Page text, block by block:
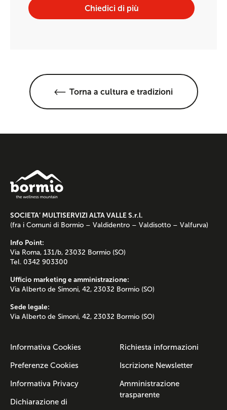
Chiedici di più
Torna a cultura e tradizioni
SOCIETA’ MULTISERVIZI ALTA VALLE S.r.l.
(fra i Comuni di Bormio – Valdidentro – Valdisotto – Valfurva)
Info Point:
Via Roma, 131/b, 23032 Bormio (SO)
Tel. 0342 903300
Ufficio marketing e amministrazione:
Via Alberto de Simoni, 42, 23032 Bormio (SO)
Sede legale:
Via Alberto de Simoni, 42, 23032 Bormio (SO)
Informativa Cookies
Preferenze Cookies
Informativa Privacy
Dichiarazione di
Richiesta informazioni
Iscrizione Newsletter
Amministrazione
trasparente